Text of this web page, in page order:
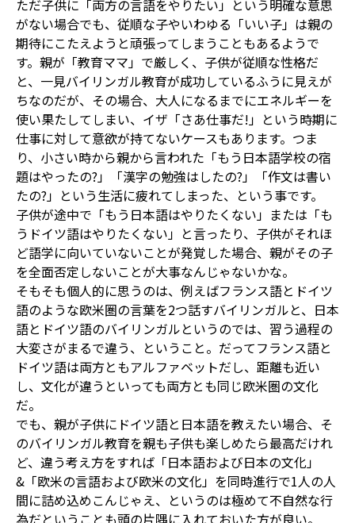
ただ子供に「両方の言語をやりたい」という明確な意思
がない場合でも、従順な子やいわゆる「いい子」は親の
期待にこたえようと頑張ってしまうこともあるようで
す。親が「教育ママ」で厳しく、子供が従順な性格だ
と、一見バイリンガル教育が成功しているふうに見えが
ちなのだが、その場合、大人になるまでにエネルギーを
使い果たしてしまい、イザ「さあ仕事だ!」という時期に
仕事に対して意欲が持てないケースもあります。つま
り、小さい時から親から言われた「もう日本語学校の宿
題はやったの?」「漢字の勉強はしたの?」「作文は書い
たの?」という生活に疲れてしまった、という事です。
子供が途中で「もう日本語はやりたくない」または「も
うドイツ語はやりたくない」と言ったり、子供がそれほ
ど語学に向いていないことが発覚した場合、親がその子
を全面否定しないことが大事なんじゃないかな。
そもそも個人的に思うのは、例えばフランス語とドイツ
語のような欧米圏の言葉を2つ話すバイリンガルと、日本
語とドイツ語のバイリンガルというのでは、習う過程の
大変さがまるで違う、ということ。だってフランス語と
ドイツ語は両方ともアルファベットだし、距離も近い
し、文化が違うといっても両方とも同じ欧米圏の文化
だ。
でも、親が子供にドイツ語と日本語を教えたい場合、そ
のバイリンガル教育を親も子供も楽しめたら最高だけれ
ど、違う考え方をすれば「日本語および日本の文化」
&「欧米の言語および欧米の文化」を同時進行で1人の人
間に詰め込めこんじゃえ、というのは極めて不自然な行
為だということも頭の片隅に入れておいた方が良い。